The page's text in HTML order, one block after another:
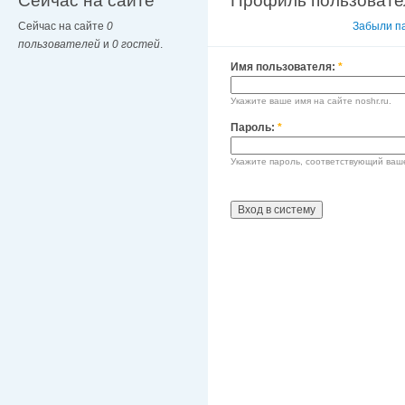
Сейчас на сайте 0
пользователей и 0 гостей.
Забыли
Имя пользователя: *
Укажите ваше имя на сайте noshr.ru.
Пароль: *
Укажите пароль, соответствующий